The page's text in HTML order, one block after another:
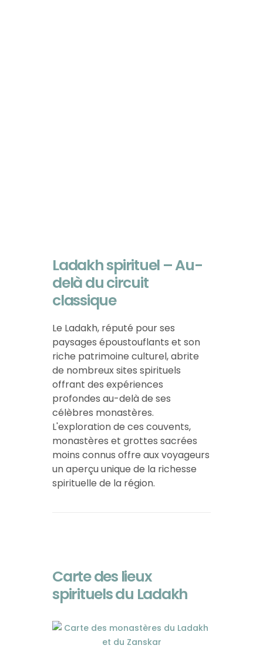
Ladakh spirituel – Au-
delà du circuit
classique
Le Ladakh, réputé pour ses
paysages époustouflants et son
riche patrimoine culturel, abrite
de nombreux sites spirituels
offrant des expériences
profondes au-delà de ses
célèbres monastères.
L'exploration de ces couvents,
monastères et grottes sacrées
moins connus offre aux voyageurs
un aperçu unique de la richesse
spirituelle de la région.
Carte des lieux
spirituels du Ladakh